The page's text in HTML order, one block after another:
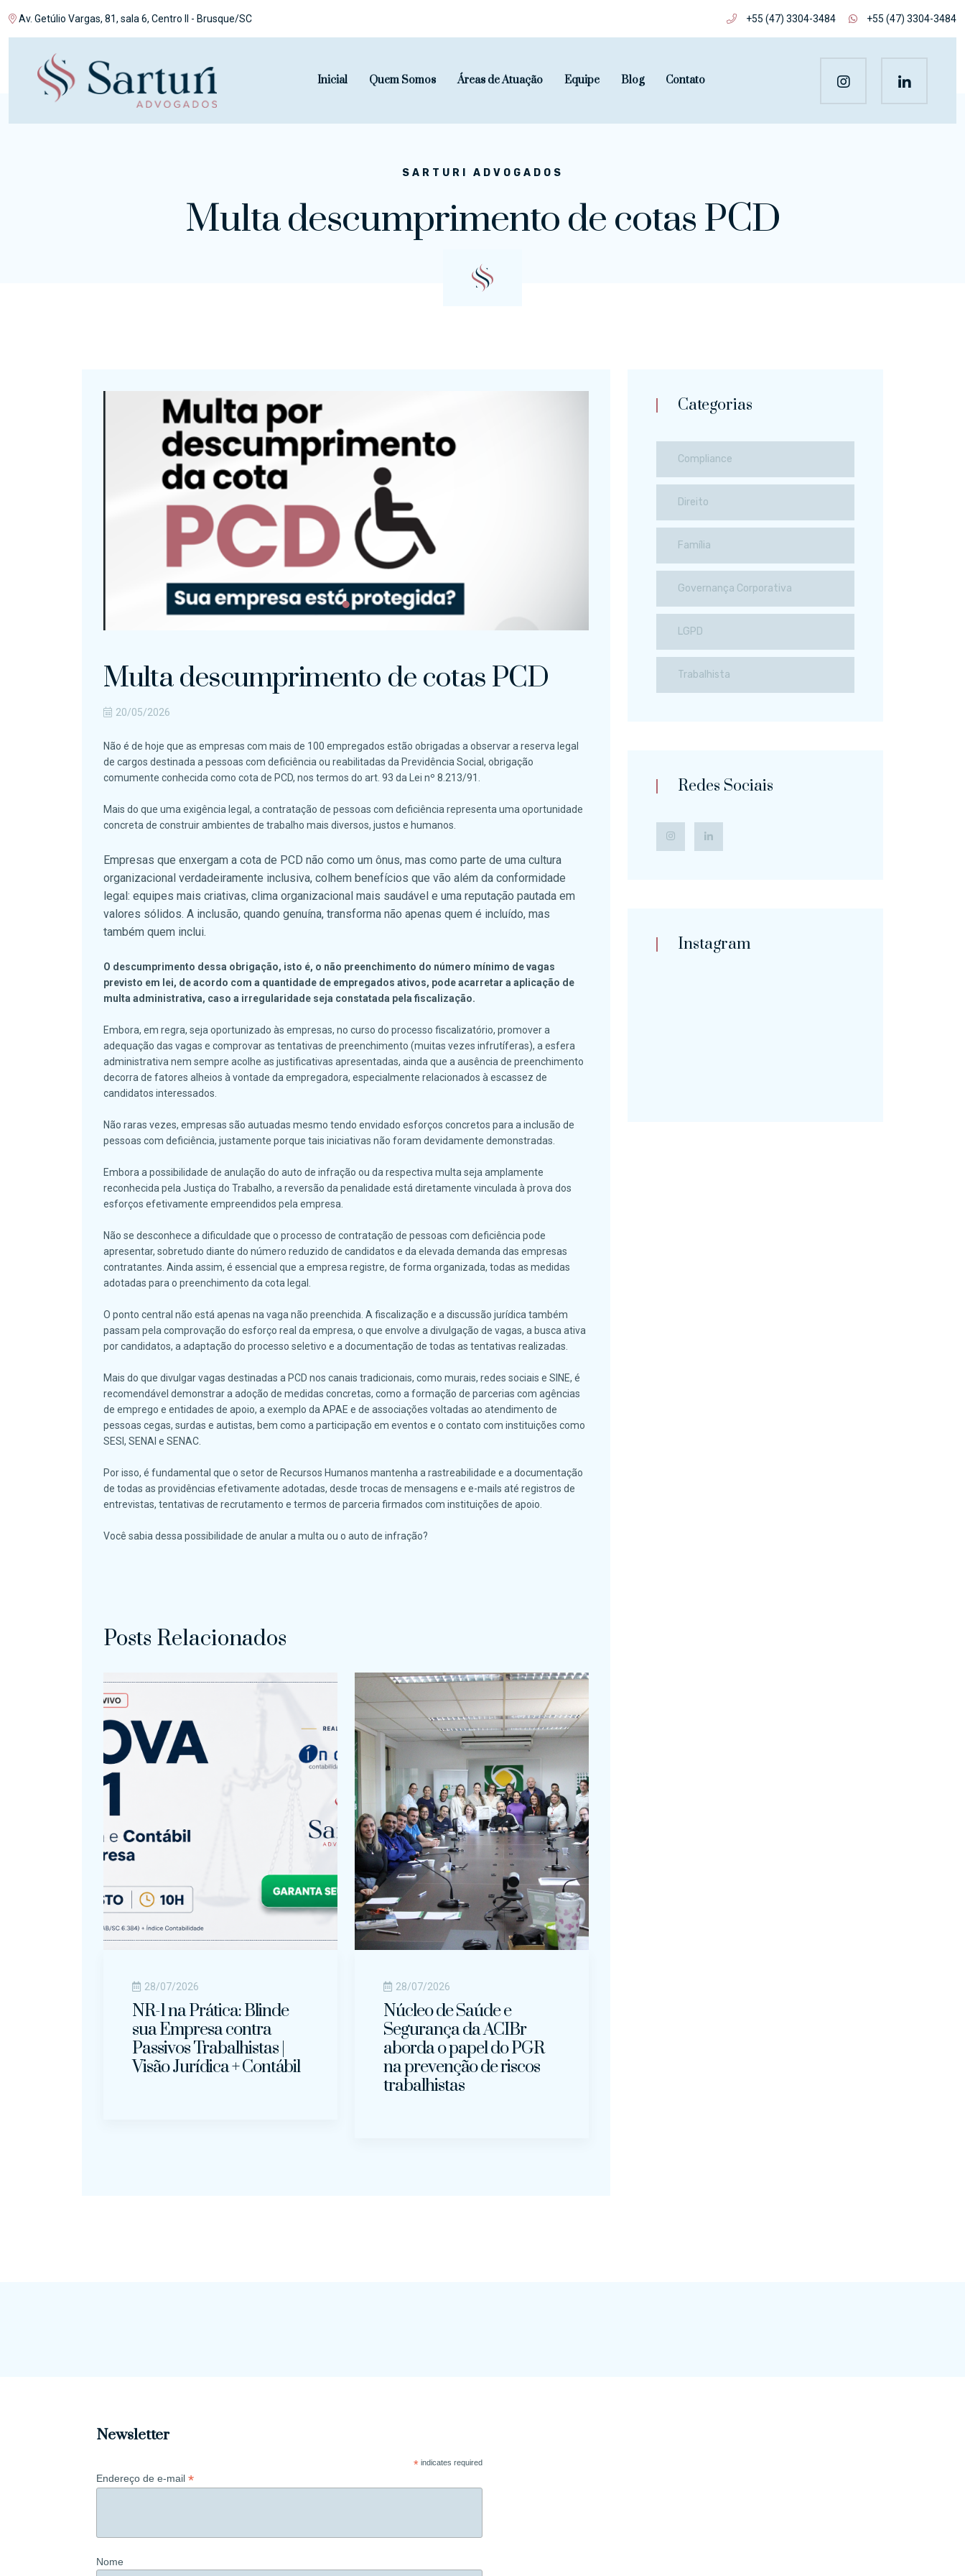
Av. Getúlio Vargas, 81, sala 6, Centro II - Brusque/SC +55 (47) 3304-3484 +55 (47) 3304-3484
Inicial Quem Somos Áreas de Atuação Equipe Blog Contato
SARTURI ADVOGADOS
Multa descumprimento de cotas PCD
Multa descumprimento de cotas PCD
20/05/2026
Não é de hoje que as empresas com mais de 100 empregados estão obrigadas a observar a reserva legal
de cargos destinada a pessoas com deficiência ou reabilitadas da Previdência Social, obrigação
comumente conhecida como cota de PCD, nos termos do art. 93 da Lei nº 8.213/91.
Mais do que uma exigência legal, a contratação de pessoas com deficiência representa uma oportunidade
concreta de construir ambientes de trabalho mais diversos, justos e humanos.
Empresas que enxergam a cota de PCD não como um ônus, mas como parte de uma cultura
organizacional verdadeiramente inclusiva, colhem benefícios que vão além da conformidade
legal: equipes mais criativas, clima organizacional mais saudável e uma reputação pautada em
valores sólidos. A inclusão, quando genuína, transforma não apenas quem é incluído, mas
também quem inclui.
O descumprimento dessa obrigação, isto é, o não preenchimento do número mínimo de vagas
previsto em lei, de acordo com a quantidade de empregados ativos, pode acarretar a aplicação de
multa administrativa, caso a irregularidade seja constatada pela fiscalização.
Embora, em regra, seja oportunizado às empresas, no curso do processo fiscalizatório, promover a
adequação das vagas e comprovar as tentativas de preenchimento (muitas vezes infrutíferas), a esfera
administrativa nem sempre acolhe as justificativas apresentadas, ainda que a ausência de preenchimento
decorra de fatores alheios à vontade da empregadora, especialmente relacionados à escassez de
candidatos interessados.
Não raras vezes, empresas são autuadas mesmo tendo envidado esforços concretos para a inclusão de
pessoas com deficiência, justamente porque tais iniciativas não foram devidamente demonstradas.
Embora a possibilidade de anulação do auto de infração ou da respectiva multa seja amplamente
reconhecida pela Justiça do Trabalho, a reversão da penalidade está diretamente vinculada à prova dos
esforços efetivamente empreendidos pela empresa.
Não se desconhece a dificuldade que o processo de contratação de pessoas com deficiência pode
apresentar, sobretudo diante do número reduzido de candidatos e da elevada demanda das empresas
contratantes. Ainda assim, é essencial que a empresa registre, de forma organizada, todas as medidas
adotadas para o preenchimento da cota legal.
O ponto central não está apenas na vaga não preenchida. A fiscalização e a discussão jurídica também
passam pela comprovação do esforço real da empresa, o que envolve a divulgação de vagas, a busca ativa
por candidatos, a adaptação do processo seletivo e a documentação de todas as tentativas realizadas.
Mais do que divulgar vagas destinadas a PCD nos canais tradicionais, como murais, redes sociais e SINE, é
recomendável demonstrar a adoção de medidas concretas, como a formação de parcerias com agências
de emprego e entidades de apoio, a exemplo da APAE e de associações voltadas ao atendimento de
pessoas cegas, surdas e autistas, bem como a participação em eventos e o contato com instituições como
SESI, SENAI e SENAC.
Por isso, é fundamental que o setor de Recursos Humanos mantenha a rastreabilidade e a documentação
de todas as providências efetivamente adotadas, desde trocas de mensagens e e-mails até registros de
entrevistas, tentativas de recrutamento e termos de parceria firmados com instituições de apoio.
Você sabia dessa possibilidade de anular a multa ou o auto de infração?
Posts Relacionados
28/07/2026
NR-1 na Prática: Blinde
sua Empresa contra
Passivos Trabalhistas |
Visão Jurídica + Contábil
28/07/2026
Núcleo de Saúde e
Segurança da ACIBr
aborda o papel do PGR
na prevenção de riscos
trabalhistas
Categorias
Compliance
Direito
Família
Governança Corporativa
LGPD
Trabalhista
Redes Sociais
Instagram
Newsletter
*indicates required
Endereço de e-mail *
Nome